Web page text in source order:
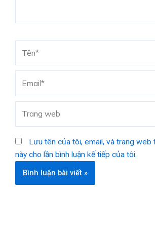
web
Lưu tên của tôi, email, và trang web
này cho lần bình luận kế tiếp của tôi.